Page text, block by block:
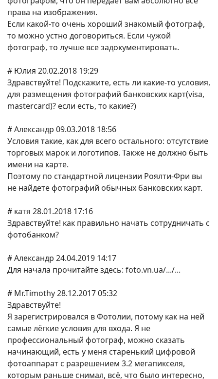
права на изображения.
Если какой-то очень хороший знакомый фотограф,
то можно устно договориться. Если чужой
фотограф, то лучше все задокументировать.
# Юлия 20.02.2018 19:29
Здравствуйте! Подскажите, есть ли какие-то условия,
для размещения фотографий банковских карт(visa,
mastercard)? если есть, то какие?)
# Александр 09.03.2018 18:56
Условия такие, как для всего остального: отсутствие
торговых марок и логотипов. Также не должно быть
имени на карте.
Поэтому по стандартной лицензии Роялти-Фри вы
не найдете фотографий обычных банковских карт.
# катя 28.01.2018 17:16
Здравствуйте! как правильно начать сотрудничать с
фотобанком?
# Александр 24.04.2019 14:17
Для начала прочитайте здесь: foto.vn.ua/.../...
# Mr.Timothy 28.12.2017 05:32
Здравствуйте!
Я зарегистрировался в Фотолии, потому как на ней
самые лёгкие условия для входа. Я не
профессиональный фотограф, можно сказать
начинающий, есть у меня старенький цифровой
фотоаппарат с разрешением 3.2 мегапикселя,
которым раньше снимал, всё, что было интересно,